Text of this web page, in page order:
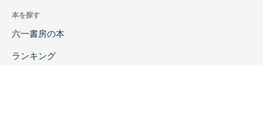
本を探す
六一書房の本
ランキング